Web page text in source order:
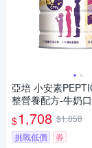
亞培 小安素
整營養配方-牛奶
2入)
$1,708 $1,858
挑戰低價
券